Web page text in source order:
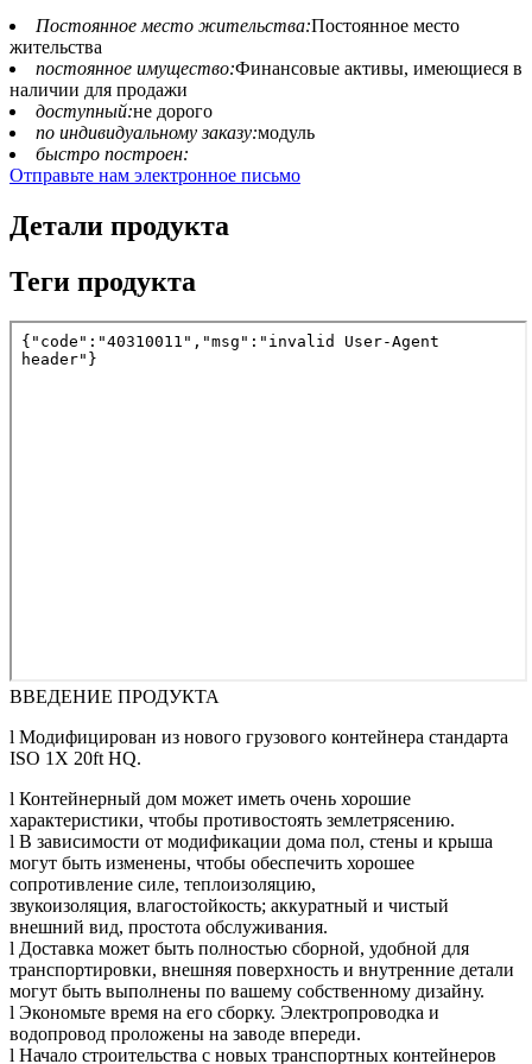
Постоянное место жительства:Постоянное место
жительства
постоянное имущество:Финансовые активы, имеющиеся в
наличии для продажи
доступный:не дорого
по индивидуальному заказу:модуль
быстро построен:
Отправьте нам электронное письмо
Детали продукта
Теги продукта
ВВЕДЕНИЕ ПРОДУКТА
l Модифицирован из нового грузового контейнера стандарта
ISO 1X 20ft HQ.
l Контейнерный дом может иметь очень хорошие
характеристики, чтобы противостоять землетрясению.
l В зависимости от модификации дома пол, стены и крыша
могут быть изменены, чтобы обеспечить хорошее
сопротивление силе, теплоизоляцию,
звукоизоляция, влагостойкость; аккуратный и чистый
внешний вид, простота обслуживания.
l Доставка может быть полностью сборной, удобной для
транспортировки, внешняя поверхность и внутренние детали
могут быть выполнены по вашему собственному дизайну.
l Экономьте время на его сборку. Электропроводка и
водопровод проложены на заводе впереди.
l Начало строительства с новых транспортных контейнеров